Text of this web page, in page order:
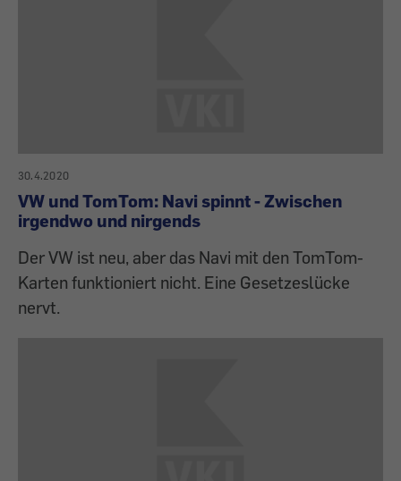
30.4.2020
VW und TomTom: Navi spinnt - Zwischen
irgendwo und nirgends
Der VW ist neu, aber das Navi mit den TomTom-
Karten funktioniert nicht. Eine Gesetzeslücke
nervt.